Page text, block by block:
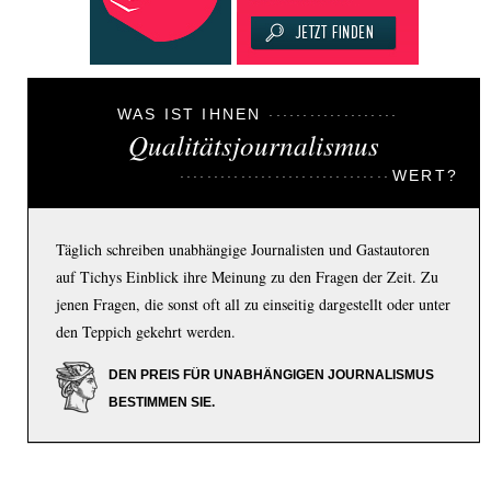
WAS IST IHNEN
Qualitätsjournalismus
WERT?
Täglich schreiben unabhängige Journalisten und Gastautoren
auf Tichys Einblick ihre Meinung zu den Fragen der Zeit. Zu
jenen Fragen, die sonst oft all zu einseitig dargestellt oder unter
den Teppich gekehrt werden.
DEN PREIS FÜR UNABHÄNGIGEN JOURNALISMUS
BESTIMMEN SIE.